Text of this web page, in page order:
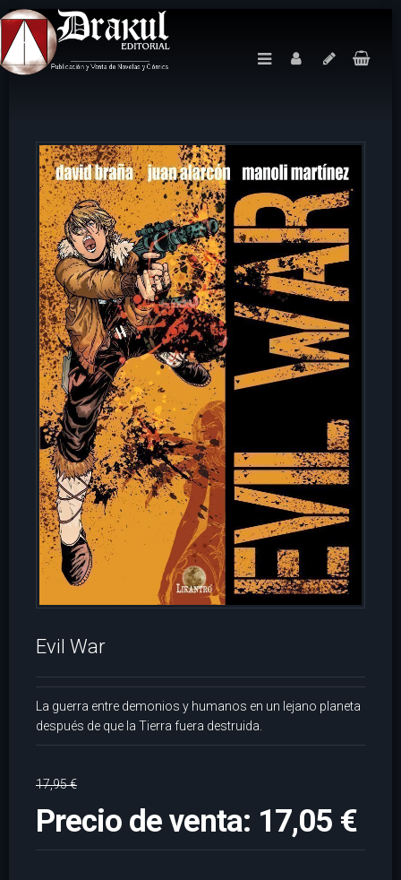
Evil War
La guerra entre demonios y humanos en un lejano planeta
después de que la Tierra fuera destruida.
17,95 €
Precio de venta: 17,05 €